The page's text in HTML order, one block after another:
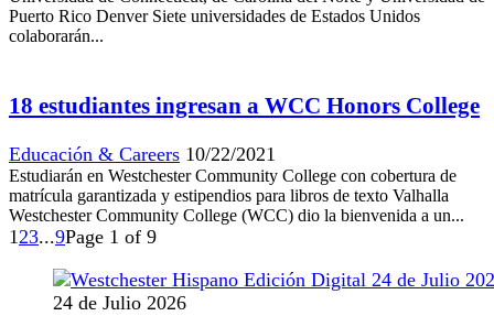
Puerto Rico Denver Siete universidades de Estados Unidos
colaborarán...
18 estudiantes ingresan a WCC Honors College
Educación & Careers 10/22/2021
Estudiarán en Westchester Community College con cobertura de
matrícula garantizada y estipendios para libros de texto Valhalla
Westchester Community College (WCC) dio la bienvenida a un...
123...9Page 1 of 9
24 de Julio 2026